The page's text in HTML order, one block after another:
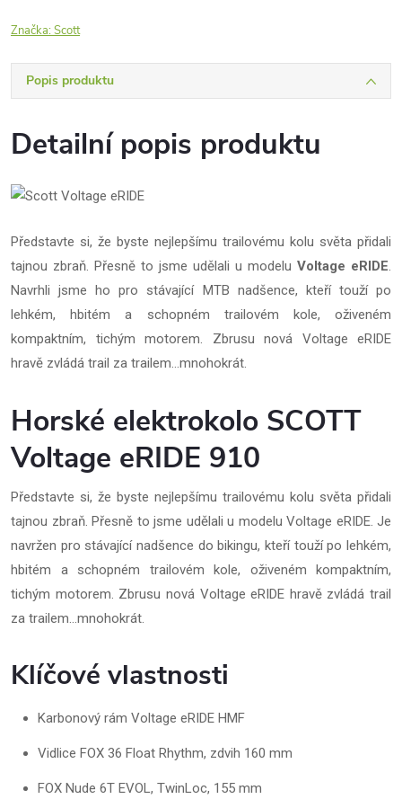
Značka:Scott
Popis produktu
Detailní popis produktu
Představte si, že byste nejlepšímu trailovému kolu světa přidali
tajnou zbraň. Přesně to jsme udělali u modelu Voltage eRIDE.
Navrhli jsme ho pro stávající MTB nadšence, kteří touží po
lehkém, hbitém a schopném trailovém kole, oživeném
kompaktním, tichým motorem. Zbrusu nová Voltage eRIDE
hravě zvládá trail za trailem…mnohokrát.
Horské elektrokolo SCOTT
Voltage eRIDE 910
Představte si, že byste nejlepšímu trailovému kolu světa přidali
tajnou zbraň. Přesně to jsme udělali u modelu Voltage eRIDE. Je
navržen pro stávající nadšence do bikingu, kteří touží po lehkém,
hbitém a schopném trailovém kole, oživeném kompaktním,
tichým motorem. Zbrusu nová Voltage eRIDE hravě zvládá trail
za trailem…mnohokrát.
Klíčové vlastnosti
Karbonový rám Voltage eRIDE HMF
Vidlice FOX 36 Float Rhythm, zdvih 160 mm
FOX Nude 6T EVOL, TwinLoc, 155 mm